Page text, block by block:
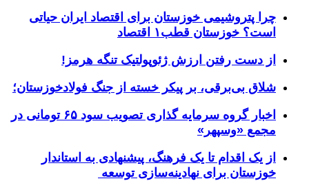
چرا پتروشیمی خوزستان برای اقتصاد ایران حیاتی
است؟ خوزستان قطب۱ اقتصاد
از دست رفتن ارزش ژئوپولتیک تنگه هرمز!
شلاق‌ بی‌برقی، بر پیکر خسته‌ از جنگ فولادخوزستان؛
اخبار گروه سرمایه گذاری تصویب سود ۶۵ تومانی در
مجمع «وسپهر»
از یک اقدام تا یک فرهنگ، پیشنهادی به استاندار
خوزستان برای نهادینه‌سازی توسعه